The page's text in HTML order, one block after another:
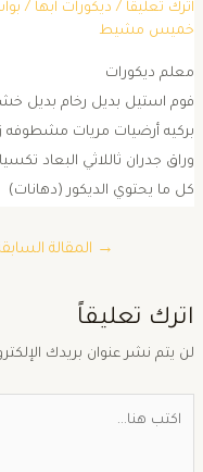
تعليقاً / ديكورات ابها/
مشيط
ديكورات
استيل بديل رخام بديل
أرضيات مريات مشطوفه
جدران ثاللاثي البعاد
ما يحتوي الديكور (دهانات)
→المقالة السابقة
تعليقاً
يتم نشر عنوان بريدك